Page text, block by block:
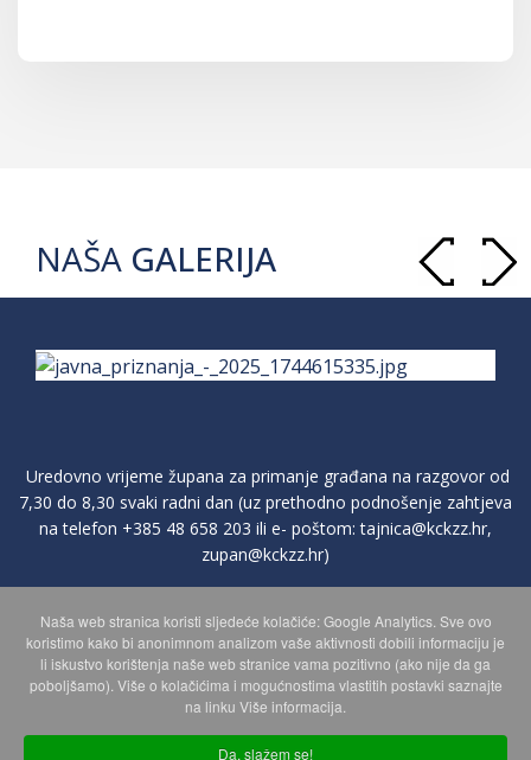
NAŠA GALERIJA
Uredovno vrijeme župana za primanje građana na razgovor od
7,30 do 8,30 svaki radni dan (uz prethodno podnošenje zahtjeva
na telefon +385 48 658 203 ili e- poštom:tajnica@kckzz.hr,
zupan@kckzz.hr)
POLITIKA ZAŠTITE PRIVATNOSTI OSOBNIH PODATAKA
MAPA WEBA
Naša web stranica koristi sljedeće kolačiće: Google Analytics. Sve ovo
koristimo kako bi anonimnom analizom vaše aktivnosti dobili informaciju je
li iskustvo korištenja naše web stranice vama pozitivno (ako nije da ga
poboljšamo). Više o kolačićima i mogućnostima vlastitih postavki saznajte
na linku Više informacija.
Da, slažem se!